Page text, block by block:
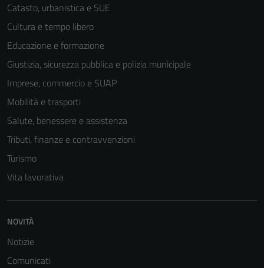
Catasto, urbanistica e SUE
Cultura e tempo libero
Educazione e formazione
Giustizia, sicurezza pubblica e polizia municipale
Imprese, commercio e SUAP
Mobilità e trasporti
Salute, benessere e assistenza
Tributi, finanze e contravvenzioni
Turismo
Vita lavorativa
NOVITÀ
Notizie
Comunicati